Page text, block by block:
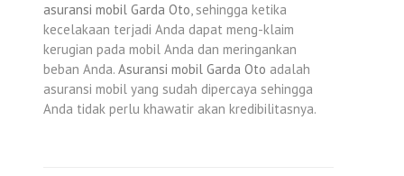
asuransi mobil Garda Oto, sehingga ketika
kecelakaan terjadi Anda dapat meng-klaim
kerugian pada mobil Anda dan meringankan
beban Anda. Asuransi mobil Garda Oto adalah
asuransi mobil yang sudah dipercaya sehingga
Anda tidak perlu khawatir akan kredibilitasnya.